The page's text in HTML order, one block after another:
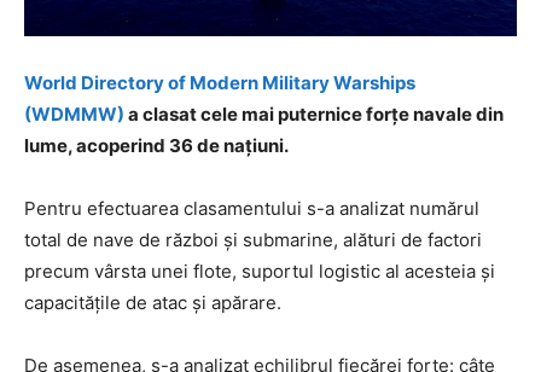
World Directory of Modern Military Warships
(WDMMW) a clasat cele mai puternice forțe navale din
lume, acoperind 36 de națiuni.
Pentru efectuarea clasamentului s-a analizat numărul
total de nave de război și submarine, alături de factori
precum vârsta unei flote, suportul logistic al acesteia și
capacitățile de atac și apărare.
De asemenea, s-a analizat echilibrul fiecărei forțe: câte